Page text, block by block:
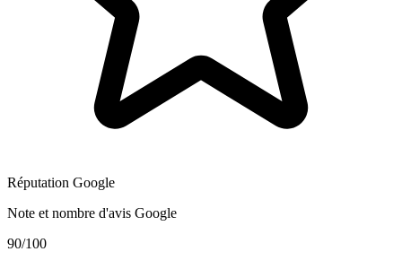
Réputation Google
Note et nombre d'avis Google
90/100